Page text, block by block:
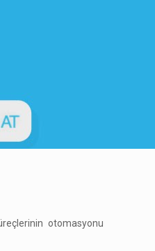
otomasyonu